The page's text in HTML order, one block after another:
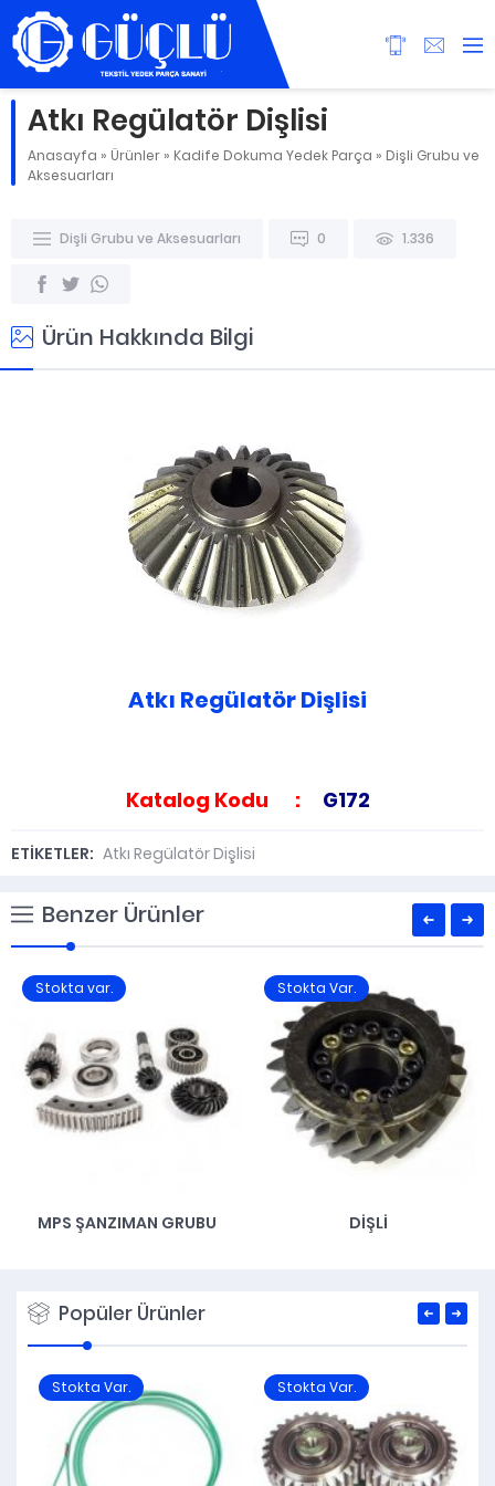
Atkı Regülatör Dişlisi
Anasayfa » Ürünler » Kadife Dokuma Yedek Parça » Dişli Grubu ve
Aksesuarları
Dişli Grubu ve Aksesuarları 0 1.336
Ürün Hakkında Bilgi
Atkı Regülatör Dişlisi
Katalog Kodu : G172
ETİKETLER: Atkı Regülatör Dişlisi
Benzer Ürünler
Stokta var.
MPS ŞANZIMAN GRUBU
Stokta Var.
DIŞLI
Popüler Ürünler
Stokta Var. Stokta Var.